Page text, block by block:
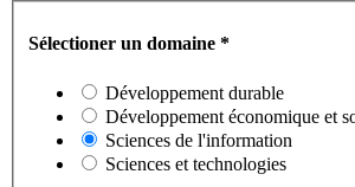
Sélectioner un domaine *
Développement durable
Développement économique et
Sciences de l'information
Sciences et technologies